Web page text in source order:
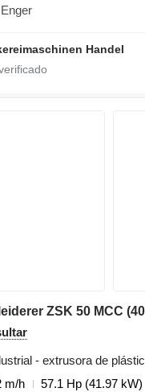
Handel
ZSK 50 MCC
- extrusora de
m/h
57.1 Hp (41.97 kW)